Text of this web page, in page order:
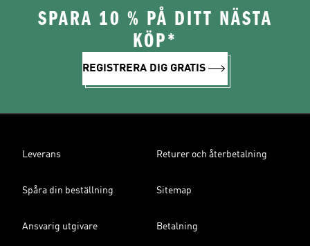
SPARA 10 % PÅ DITT NÄSTA
KÖP*
REGISTRERA DIG GRATIS
Leverans Returer och återbetalning
Spåra din beställning Sitemap
Ansvarig utgivare Betalning